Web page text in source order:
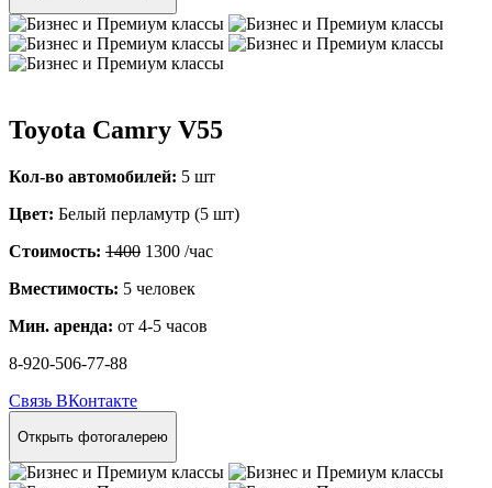
Toyota Camry V55
Кол-во автомобилей: 5 шт
Цвет: Белый перламутр (5 шт)
Стоимость: 1400 1300 /час
Вместимость: 5 человек
Мин. аренда: от 4-5 часов
8-920-506-77-88
Связь ВКонтакте
Открыть фотогалерею